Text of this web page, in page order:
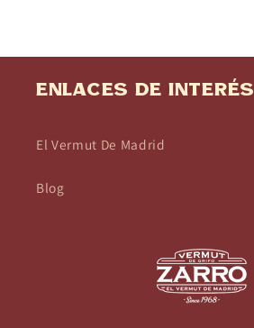
Enlaces de interés
El Vermut De Madrid
Blog